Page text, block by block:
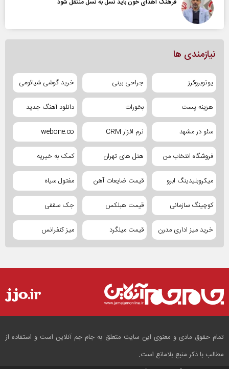
فرهنگ اهدای خون باید نسل به نسل منتقل شود
نیازمندی ها
یوتوبروکرز جراحی بینی خرید گوشی شیائومی
هزینه پست بخورات دانلود آهنگ جدید
سئو در مشهد نرم افزار CRM webone.co
فروشگاه انتخاب من هتل های تهران کمک به خیریه
میکروبلیدینگ ابرو قیمت ضایعات آهن مفتول سیاه
کوچینگ سازمانی قیمت هبلکس جک سقفی
خرید میز اداری مدرن قیمت میلگرد میز کنفرانس
تمام حقوق مادی و معنوی این سایت متعلق به جام جم آنلاین است و استفاده از
مطالب با ذکر منبع بلامانع است.